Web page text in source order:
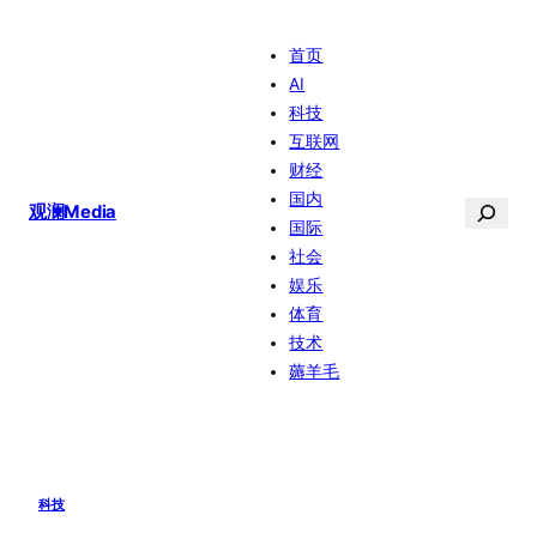
观澜Media
首页
AI
科技
互联网
财经
国内
国际
社会
娱乐
体育
技术
薅羊毛
搜
科技